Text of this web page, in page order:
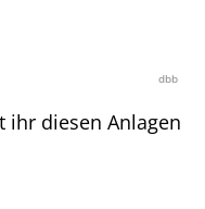
dbb
diesen Anlagen